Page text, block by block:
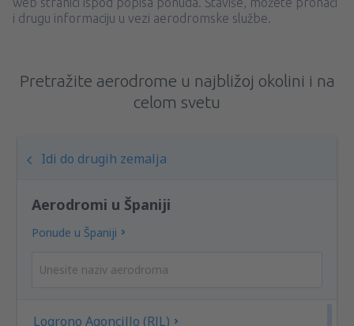
i drugu informaciju u vezi aerodromske službe.
Pretražite aerodrome u najbližoj okolini i na
celom svetu
Idi do drugih zemalja
Aerodromi u Španiji
Ponude u Španiji
Logrono Agoncillo (RJL)